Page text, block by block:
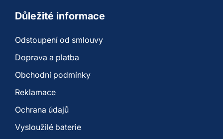
Důležité informace
Odstoupení od smlouvy
Doprava a platba
Obchodní podmínky
Reklamace
Ochrana údajů
Vysloužilé baterie